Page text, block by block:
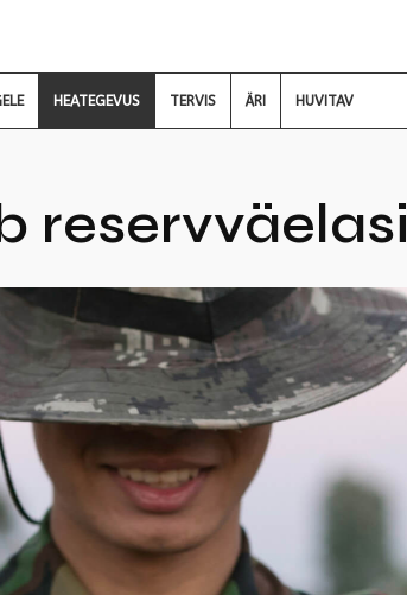
HEATEGEVUS TERVIS ÄRI HUVITAV
reservväelasi